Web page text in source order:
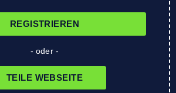
REGISTRIEREN
- oder -
TEILE WEBSEITE